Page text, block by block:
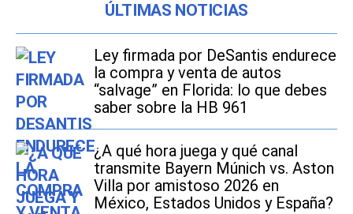
ÚLTIMAS NOTICIAS
Ley firmada por DeSantis endurece
la compra y venta de autos
“salvage” en Florida: lo que debes
saber sobre la HB 961
¿A qué hora juega y qué canal
transmite Bayern Múnich vs. Aston
Villa por amistoso 2026 en
México, Estados Unidos y España?